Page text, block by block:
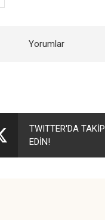
Yorumlar
Bu ürüne ilk yorumu siz yapın!
TWITTER'DA TAKİP
EDİN!